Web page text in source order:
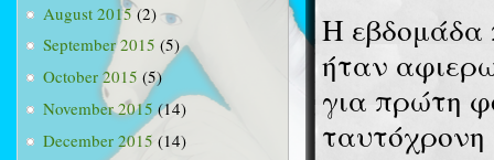
August 2015(2)
September 2015 (5)
October 2015 (5)
November 2015(14)
December 2015 (14)
Η εβδομάδα
ήταν
για πρώτη
ταυτόχρονη